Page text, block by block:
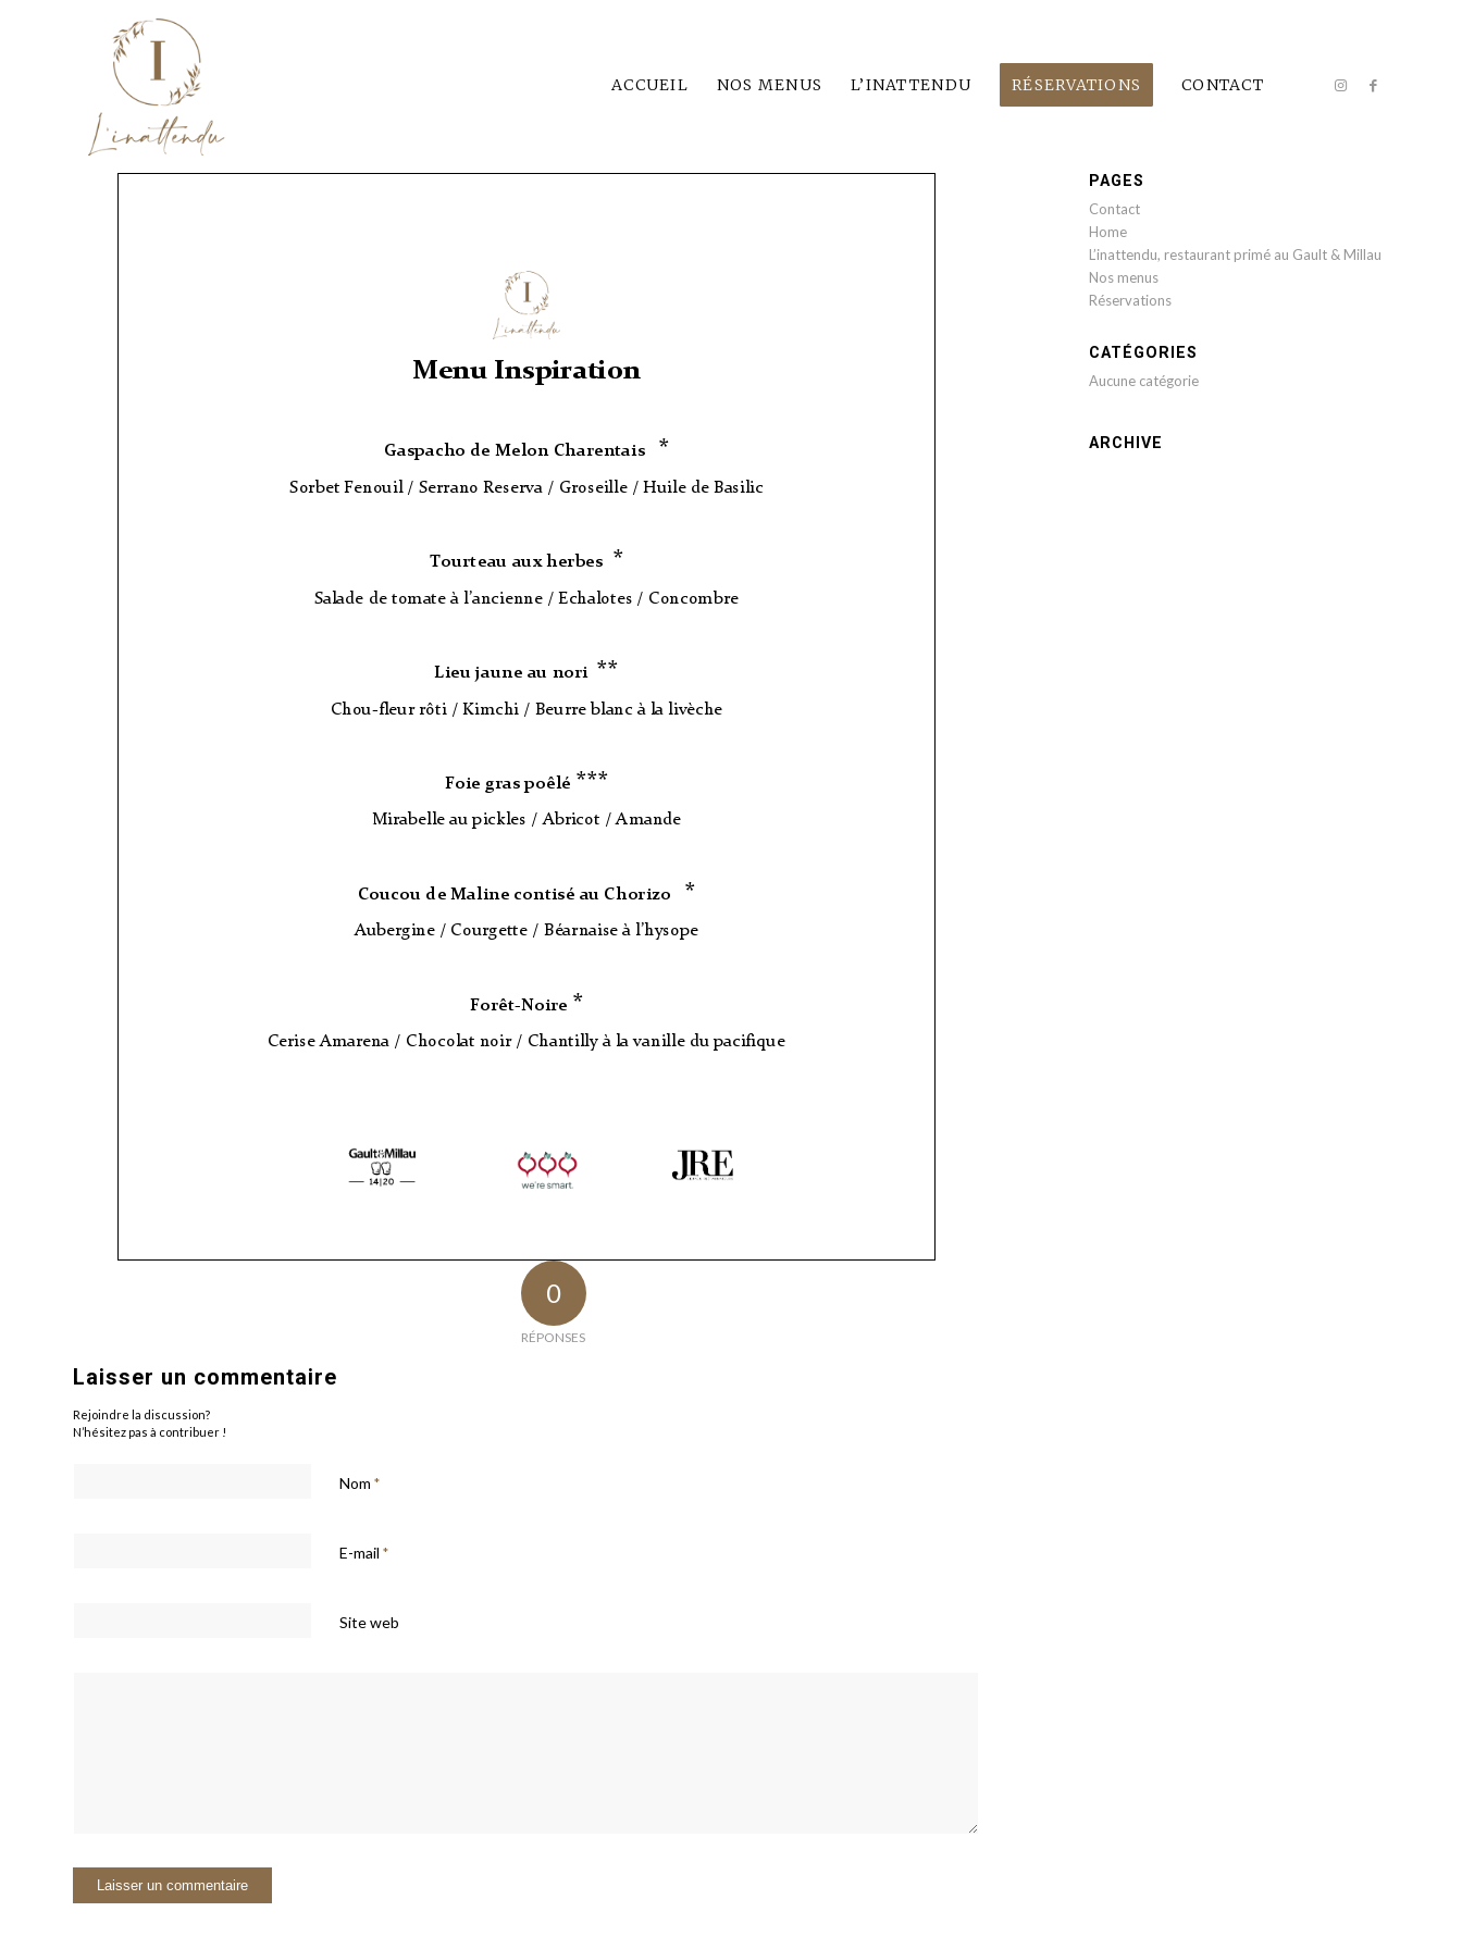
ACCUEIL NOS MENUS L’INATTENDU RÉSERVATIONS CONTACT
0
RÉPONSES
Laisser un commentaire
Rejoindre la discussion?
N’hésitez pas à contribuer !
Nom *
E-mail *
Site web
PAGES
Contact
Home
L’inattendu, restaurant primé au Gault & Millau
Nos menus
Réservations
CATÉGORIES
Aucune catégorie
ARCHIVE